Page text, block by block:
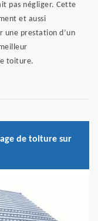
pas négliger. Cette
et aussi
une prestation d’un
toiture.
de toiture sur